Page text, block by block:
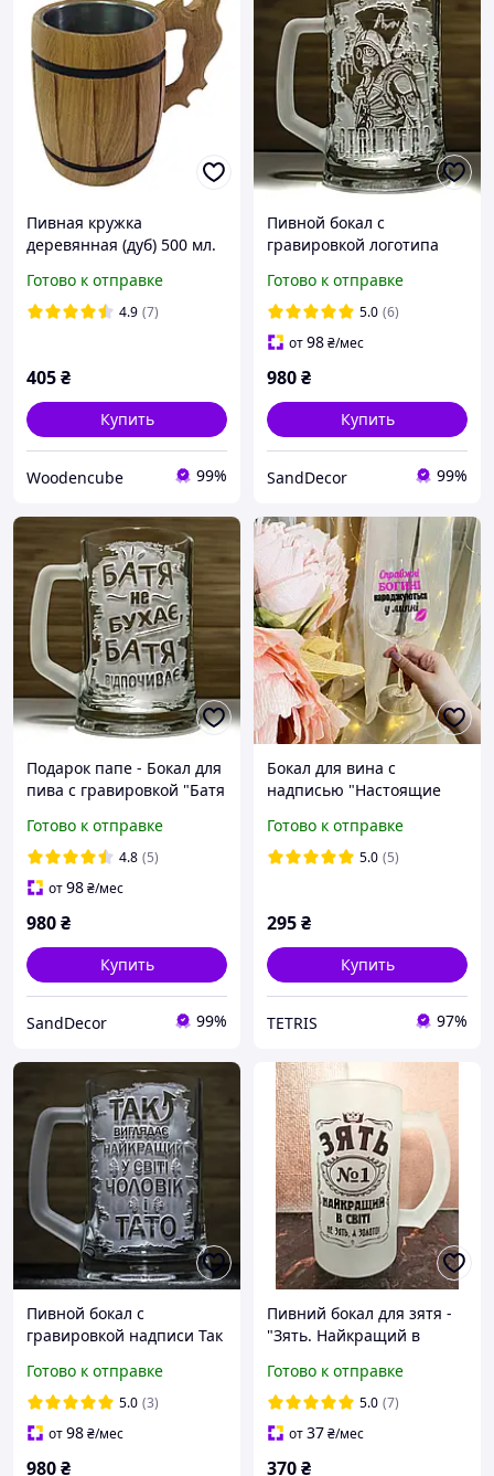
Пивная кружка
деревянная (дуб) 500 мл.
Готово к отправке
4.9 (7)
405₴
Купить
Woodencube 99%
Пивной бокал с
гравировкой логотипа
подарок игроку, геймеру
Готово к отправке
5.0 (6)
от98₴/мес
980₴
Купить
SandDecor 99%
Подарок папе - Бокал для
пива с гравировкой "Батя
Готово к отправке
4.8 (5)
от98₴/мес
980₴
Купить
SandDecor 99%
Бокал для вина с
надписью "Настоящие
июле" 450 мл
Готово к отправке
5.0 (5)
295₴
Купить
TETRIS 97%
Пивной бокал с
гравировкой надписи Так
Муж и Папа с матовой
ручкой
Готово к отправке
5.0 (3)
от98₴/мес
980₴
Пивний бокал для зятя -
"Зять. Найкращий в
подарунок зятю
Готово к отправке
5.0 (7)
от37₴/мес
370₴